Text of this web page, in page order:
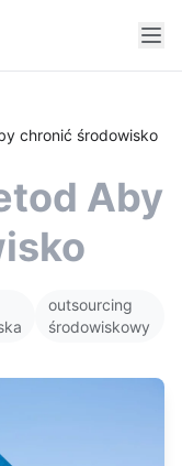
chronić środowisko
Aby
outsourcing
środowiskowy